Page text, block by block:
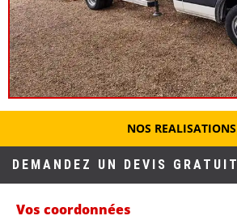
NOS REALISATIONS
DEMANDEZ UN DEVIS GRATUIT
Vos coordonnées